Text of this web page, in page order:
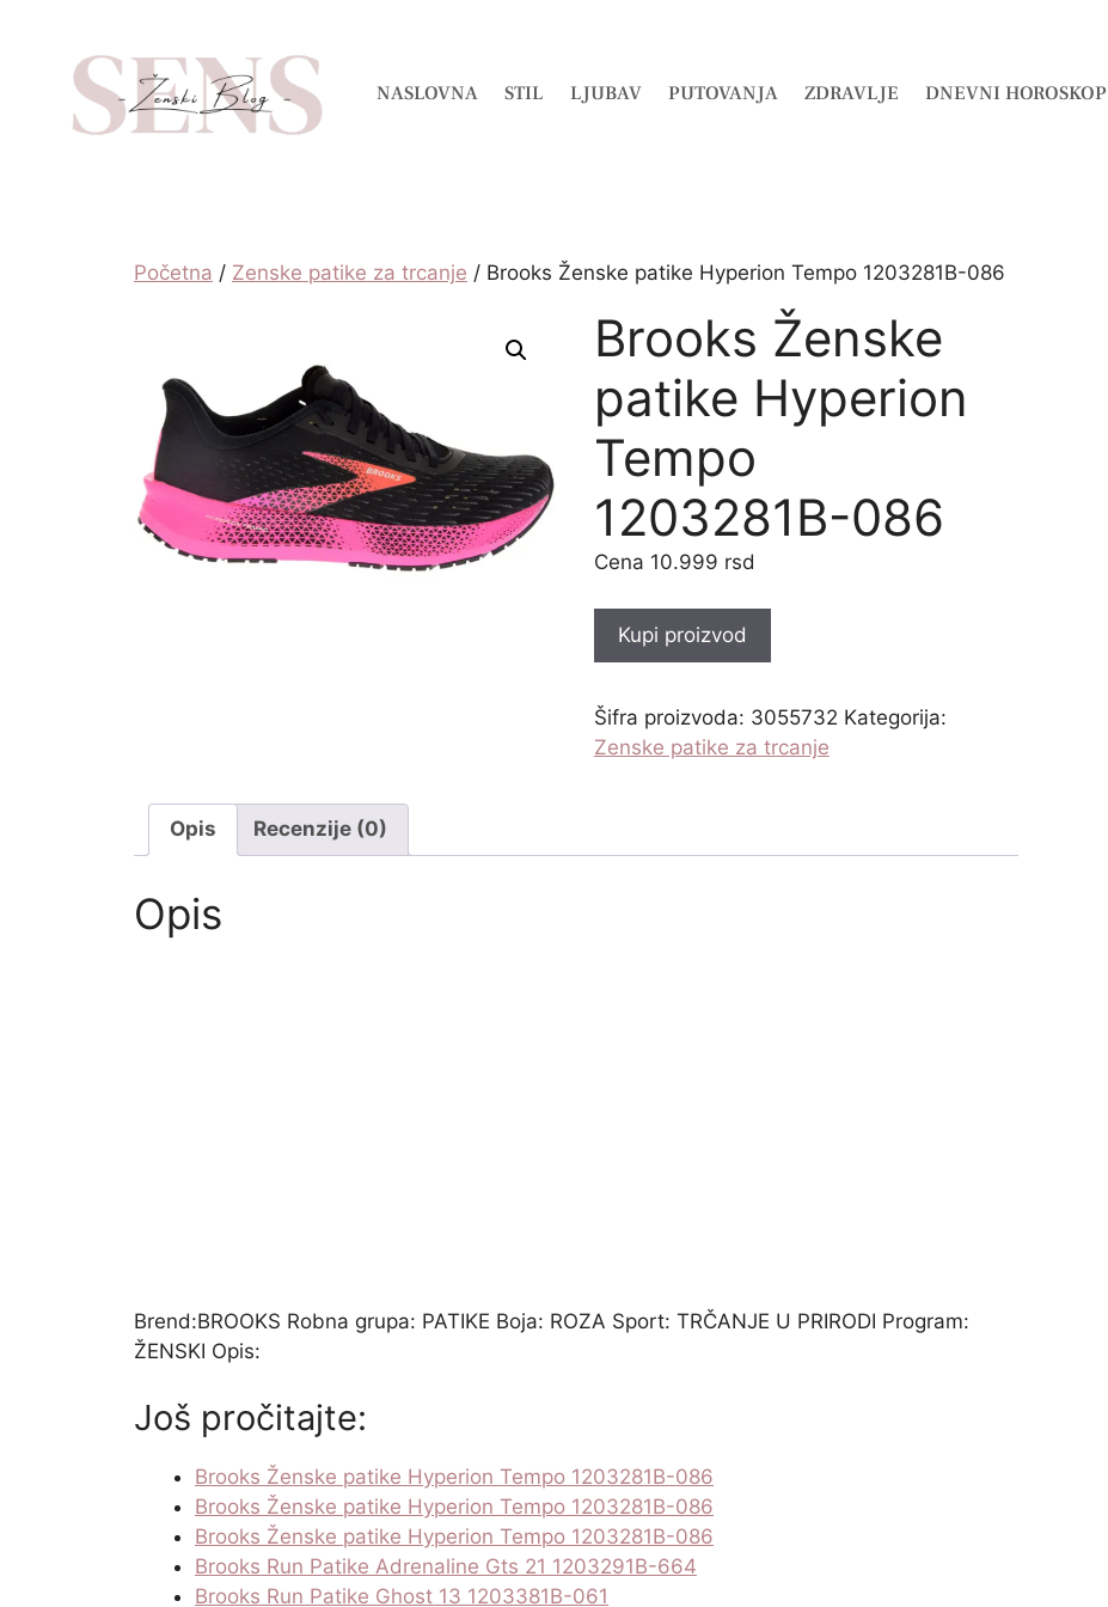
NASLOVNA STIL LJUBAV PUTOVANJA ZDRAVLJE DNEVNI HOROSKOP
Početna / Zenske patike za trcanje / Brooks Ženske patike Hyperion Tempo 1203281B-086
Brooks Ženske
patike Hyperion
Tempo
1203281B-086
10.999 rsd
Kupi proizvod
Šifra proizvoda: 3055732 Kategorija:
Zenske patike za trcanje
Opis Recenzije (0)
Opis
Brend:BROOKS Robna grupa: PATIKE Boja: ROZA Sport: TRČANJE U PRIRODI Program:
ŽENSKI Opis:
Još pročitajte:
Brooks Ženske patike Hyperion Tempo 1203281B-086
Brooks Ženske patike Hyperion Tempo 1203281B-086
Brooks Ženske patike Hyperion Tempo 1203281B-086
Brooks Run Patike Adrenaline Gts 21 1203291B-664
Brooks Run Patike Ghost 13 1203381B-061